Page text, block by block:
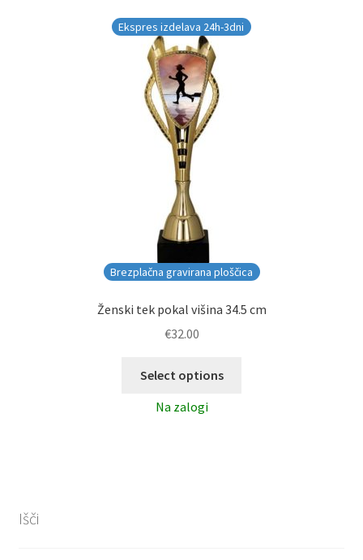
Brezplačna gravirana ploščica
Ekspres izdelava 24h-3dni
Ženski tek pokal višina 34.5 cm
€32.00
Select options
Na zalogi
Išči